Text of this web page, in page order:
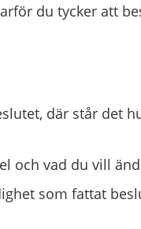
du tycker att
där står det
och vad du vill
som fattat